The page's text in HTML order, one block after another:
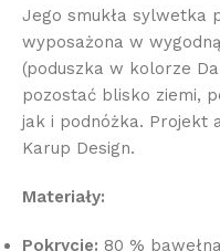
Jego smukła sylwetka
wyposażona w
(poduszka w kolorze
pozostać blisko ziemi,
jak i podnóżka. Projekt
Karup Design.
Materiały:
Pokrycie: 80 %